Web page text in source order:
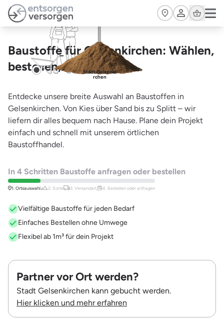
Zum Hauptinhalt springen
Cart
Baustoffe für Gelsenkirchen: Wählen,
bestellen, starten
Stadt Gelsenki
rchen
Entdecke unsere breite Auswahl an Baustoffen in
Gelsenkirchen. Von Kies über Sand bis zu Splitt – wir
liefern dir alles bequem nach Hause. Plane dein Projekt
einfach und schnell mit unserem örtlichen
Baustoffhandel.
In 4 Schritten Baustoffe anfragen oder bestellen
1. Ortsauswahl 2. Sorte 3. Versandart, 4. Bestellen oder anfragen
Vielfältige Baustoffe für jeden Bedarf
Einfaches Bestellen ohne Umwege
Flexibel ab 1m³ für dein Projekt
Partner vor Ort werden?
Stadt Gelsenkirchen kann gebucht werden.
Hier klicken und mehr erfahren